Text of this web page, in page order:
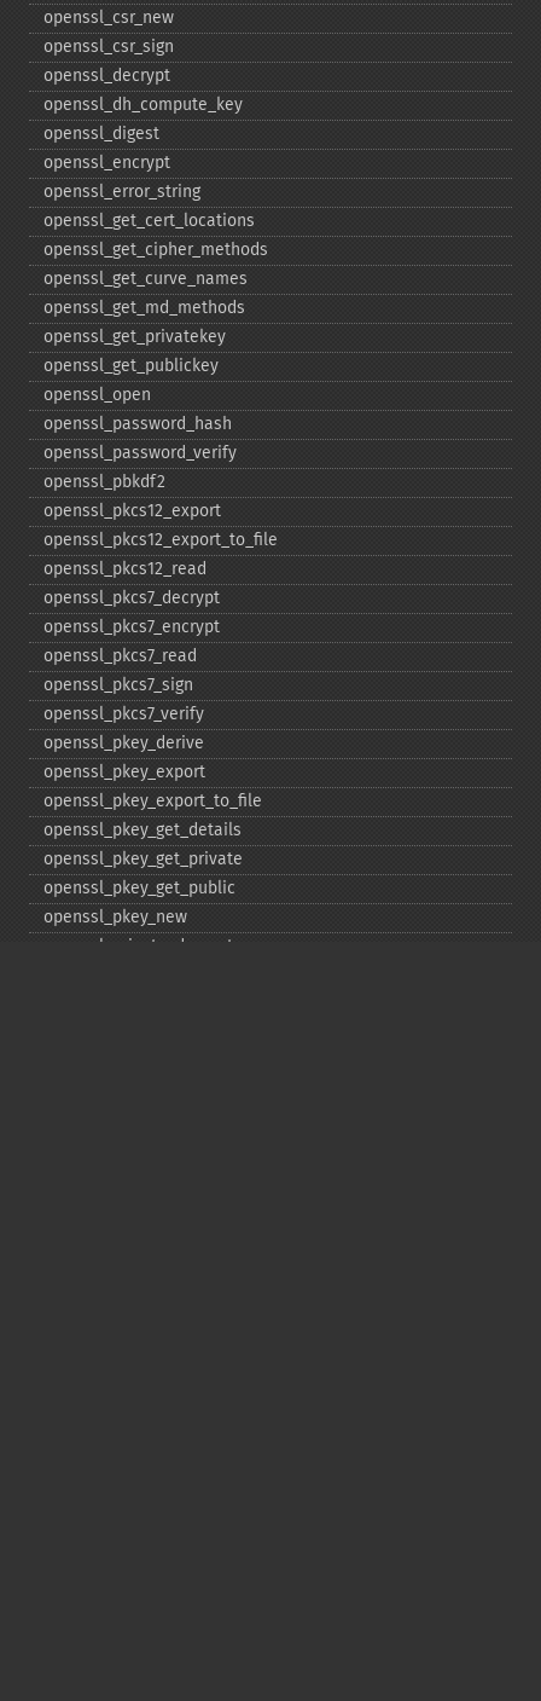
openssl_​csr_​new
openssl_​csr_​sign
openssl_​decrypt
openssl_​dh_​compute_​key
openssl_​digest
openssl_​encrypt
openssl_​error_​string
openssl_​get_​cert_​locations
openssl_​get_​cipher_​methods
openssl_​get_​curve_​names
openssl_​get_​md_​methods
openssl_​get_​privatekey
openssl_​get_​publickey
openssl_​open
openssl_​password_​hash
openssl_​password_​verify
openssl_​pbkdf2
openssl_​pkcs12_​export
openssl_​pkcs12_​export_​to_​file
openssl_​pkcs12_​read
openssl_​pkcs7_​decrypt
openssl_​pkcs7_​encrypt
openssl_​pkcs7_​read
openssl_​pkcs7_​sign
openssl_​pkcs7_​verify
openssl_​pkey_​derive
openssl_​pkey_​export
openssl_​pkey_​export_​to_​file
openssl_​pkey_​get_​details
openssl_​pkey_​get_​private
openssl_​pkey_​get_​public
openssl_​pkey_​new
openssl_​private_​decrypt